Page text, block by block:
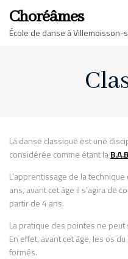
Choréâmes
École de danse à Villemoisson-
La danse classique est une
considérée comme étant la
L’apprentissage de la
ans, avant cet âge il s’agira de
partir de 4 ans.
La pratique des pointes ne peut
En effet, avant cet âge, les os
formés.